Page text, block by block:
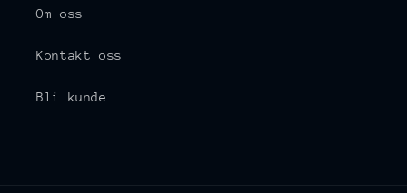
Om oss
Kontakt oss
Bli kunde